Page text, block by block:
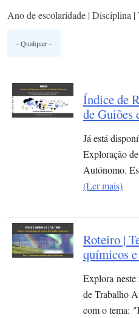
Ano de escolaridade | Disciplina |
Índice de
de Guiões
Já está
Exploração
Autónomo.
(Ler mais)
Roteiro |
químicos
Explora neste
de Trabalho
com o tema: